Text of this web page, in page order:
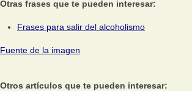
Otras frases que te pueden interesar:
Frases para salir del alcoholismo
Fuente de la imagen
Otros artículos que te pueden interesar: